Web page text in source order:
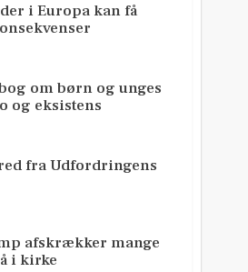
i Europa kan få
om børn og unges
og eksistens
fra Udfordringens
afskrækker mange
i kirke